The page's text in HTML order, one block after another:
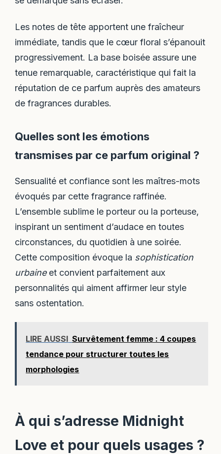
Les notes de tête apportent une fraîcheur
immédiate, tandis que le cœur floral s’épanouit
progressivement. La base boisée assure une
tenue remarquable, caractéristique qui fait la
réputation de ce parfum auprès des amateurs
de fragrances durables.
Quelles sont les émotions
transmises par ce parfum original ?
Sensualité et confiance sont les maîtres-mots
évoqués par cette fragrance raffinée.
L’ensemble sublime le porteur ou la porteuse,
inspirant un sentiment d’audace en toutes
circonstances, du quotidien à une soirée.
Cette composition évoque la sophistication
urbaineet convient parfaitement aux
personnalités qui aiment affirmer leur style
sans ostentation.
LIRE AUSSI Survêtement femme : 4 coupes
tendance pour structurer toutes les
morphologies
À qui s’adresse Midnight
Love et pour quels usages ?